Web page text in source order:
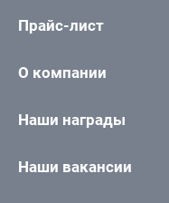
Прайс-лист
О компании
Наши награды
Наши вакансии